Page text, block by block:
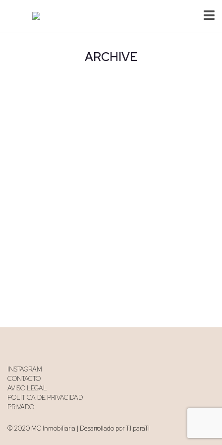
ARCHIVE
INSTAGRAM
CONTACTO
AVISO LEGAL
POLITICA DE PRIVACIDAD
PRIVADO
© 2020 MC Inmobiliaria | Desarrollado por T.I.paraTI